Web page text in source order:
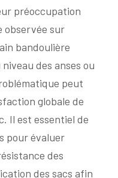
préoccupation
observée sur
bandoulière
des anses ou
peut
globale de
Il est essentiel de
pour évaluer
des
des sacs afin